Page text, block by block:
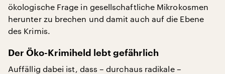
ökologische Frage in gesellschaftliche Mikrokosmen
herunter zu brechen und damit auch auf die Ebene
des Krimis.
Der Öko-Krimiheld lebt gefährlich
Auffällig dabei ist, dass – durchaus radikale –